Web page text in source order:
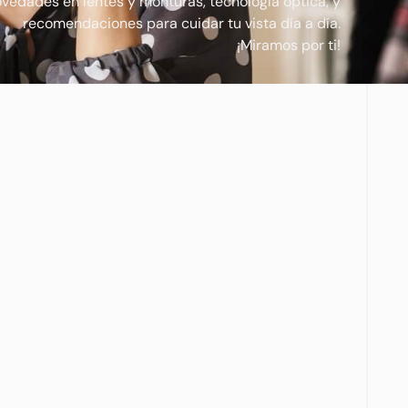
recomendaciones para cuidar tu vista día a día.
¡Miramos por ti!